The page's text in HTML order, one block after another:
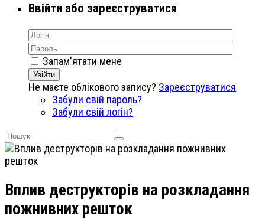
Ввійти або зареєструватися
Запам'ятати мене
Увійти
Не маєте облікового запису? Зареєструватися
Забули свій пароль?
Забули свій логін?
Вплив деструкторів на розкладання
пожнивних решток